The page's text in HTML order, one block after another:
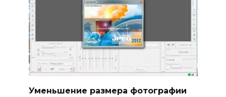
Уменьшение размера фотографии